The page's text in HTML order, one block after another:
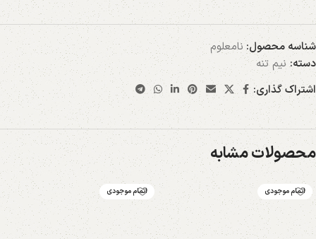
شناسه محصول: نامعلوم
دسته: نیم تنه
اشتراک گذاری:
محصولات مشابه
اتمام موجودی اتمام موجودی